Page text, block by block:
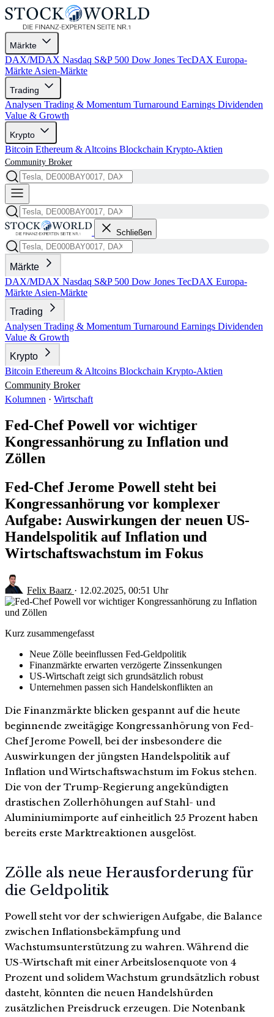
Märkte
DAX/MDAX Nasdaq S&P 500 Dow Jones TecDAX Europa-
Märkte Asien-Märkte
Trading
Analysen Trading & Momentum Turnaround Earnings Dividenden
Value & Growth
Krypto
Bitcoin Ethereum & Altcoins Blockchain Krypto-Aktien
Community Broker
Schließen
Märkte
DAX/MDAX Nasdaq S&P 500 Dow Jones TecDAX Europa-
Märkte Asien-Märkte
Trading
Analysen Trading & Momentum Turnaround Earnings Dividenden
Value & Growth
Krypto
Bitcoin Ethereum & Altcoins Blockchain Krypto-Aktien
Community Broker
Kolumnen · Wirtschaft
Fed-Chef Powell vor wichtiger
Kongressanhörung zu Inflation und
Zöllen
Fed-Chef Jerome Powell steht bei
Kongressanhörung vor komplexer
Aufgabe: Auswirkungen der neuen US-
Handelspolitik auf Inflation und
Wirtschaftswachstum im Fokus
Felix Baarz · 12.02.2025, 00:51 Uhr
Kurz zusammengefasst
Neue Zölle beeinflussen Fed-Geldpolitik
Finanzmärkte erwarten verzögerte Zinssenkungen
US-Wirtschaft zeigt sich grundsätzlich robust
Unternehmen passen sich Handelskonflikten an
Die Finanzmärkte blicken gespannt auf die heute
beginnende zweitägige Kongressanhörung von Fed-
Chef Jerome Powell, bei der insbesondere die
Auswirkungen der jüngsten Handelspolitik auf
Inflation und Wirtschaftswachstum im Fokus stehen.
Die von der Trump-Regierung angekündigten
drastischen Zollerhöhungen auf Stahl- und
Aluminiumimporte auf einheitlich 25 Prozent haben
bereits erste Marktreaktionen ausgelöst.
Zölle als neue Herausforderung für
die Geldpolitik
Powell steht vor der schwierigen Aufgabe, die Balance
zwischen Inflationsbekämpfung und
Wachstumsunterstützung zu wahren. Während die
US-Wirtschaft mit einer Arbeitslosenquote von 4
Prozent und solidem Wachstum grundsätzlich robust
dasteht, könnten die neuen Handelshürden
zusätzlichen Preisdruck erzeugen. Die Notenbank